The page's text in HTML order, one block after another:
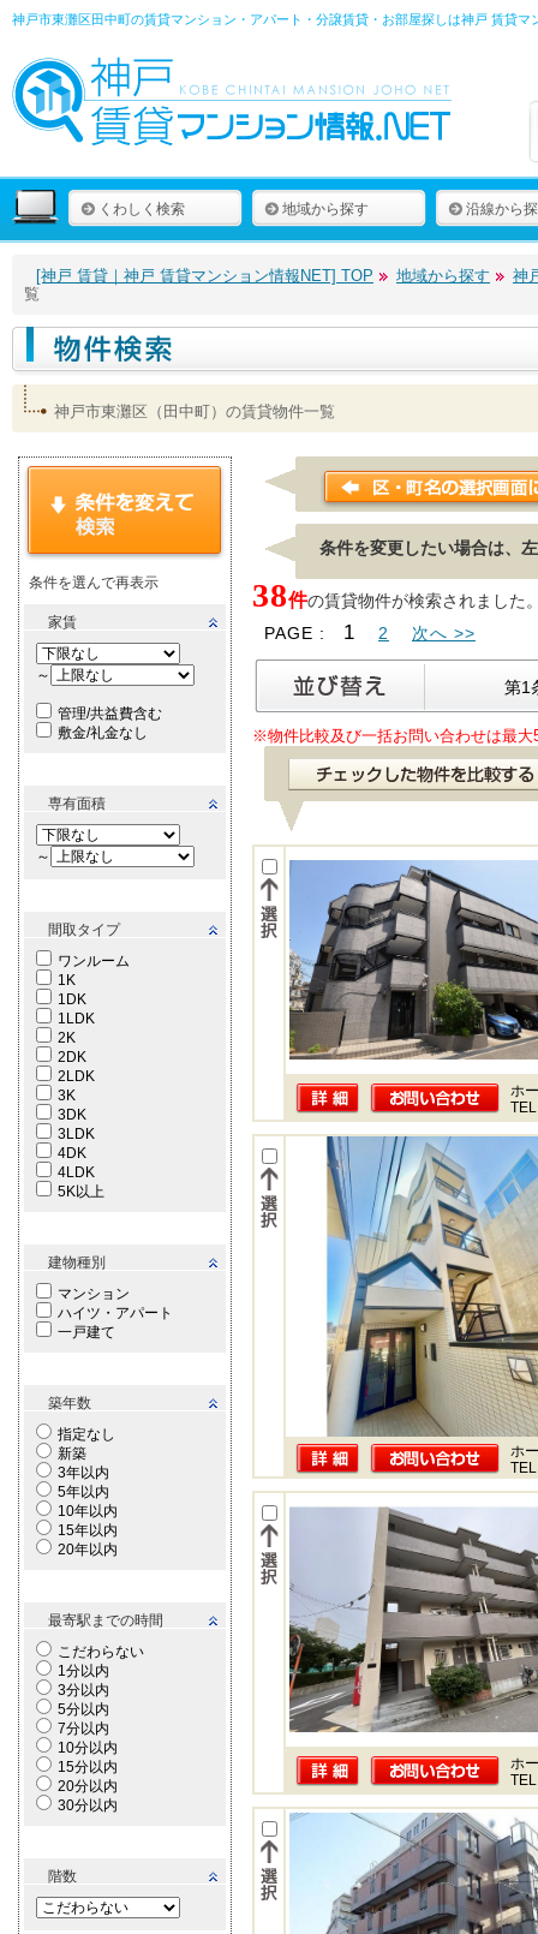
神戸市東灘区田中町の賃貸マンション・アパート・分譲賃貸・お部屋探しは神戸 賃貸マ
くわしく検索 地域から探す 沿線から
[神戸 賃貸｜神戸 賃貸マンション情報NET] TOP 地域から探す
神
覧
神戸市東灘区（田中町）の賃貸物件一覧
条件を選んで再表示
家賃
～
管理/共益費含む
敷金/礼金なし
専有面積
～
間取タイプ
ワンルーム
1K
1DK
1LDK
2K
2DK
2LDK
3K
3DK
3LDK
4DK
4LDK
5K以上
建物種別
マンション
ハイツ・アパート
一戸建て
築年数
指定なし
新築
3年以内
5年以内
10年以内
15年以内
20年以内
最寄駅までの時間
こだわらない
1分以内
3分以内
5分以内
7分以内
10分以内
15分以内
20分以内
30分以内
階数
条件を変更したい場合は、
38件の賃貸物件が検索されました
PAGE :
1 2 次へ >>
第1
※物件比較及び一括お問い合わせは最大
ホ
ホ
ホ